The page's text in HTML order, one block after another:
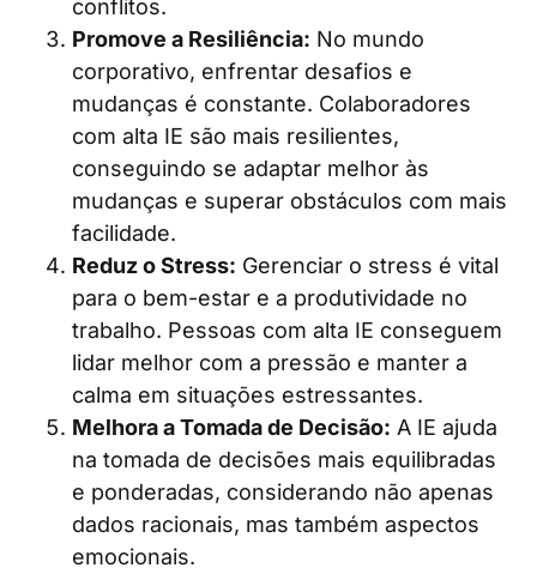
conflitos.
Promove a Resiliência: No mundo
corporativo, enfrentar desafios e
mudanças é constante. Colaboradores
com alta IE são mais resilientes,
conseguindo se adaptar melhor às
mudanças e superar obstáculos com mais
facilidade.
Reduz o Stress: Gerenciar o stress é vital
para o bem-estar e a produtividade no
trabalho. Pessoas com alta IE conseguem
lidar melhor com a pressão e manter a
calma em situações estressantes.
Melhora a Tomada de Decisão: A IE ajuda
na tomada de decisões mais equilibradas
e ponderadas, considerando não apenas
dados racionais, mas também aspectos
emocionais.